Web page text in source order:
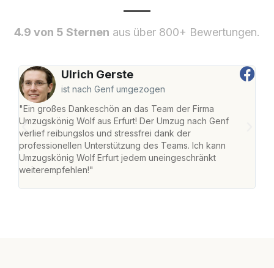
4.9 von 5 Sternen aus über 800+ Bewertungen.
Ulrich Gerste
ist nach Genf umgezogen
"Ein großes Dankeschön an das Team der Firma
Umzugskönig Wolf aus Erfurt! Der Umzug nach Genf
verlief reibungslos und stressfrei dank der
professionellen Unterstützung des Teams. Ich kann
Umzugskönig Wolf Erfurt jedem uneingeschränkt
weiterempfehlen!"